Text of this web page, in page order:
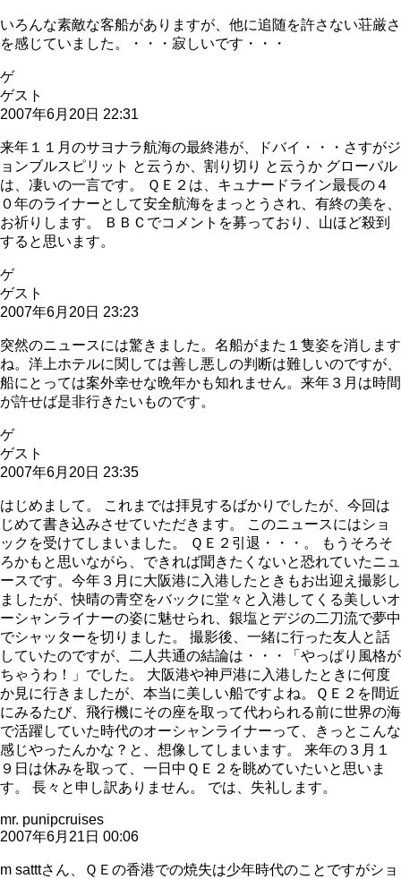
いろんな素敵な客船がありますが、他に追随を許さない荘厳さ
を感じていました。・・・寂しいです・・・
ゲ
ゲスト
2007年6月20日 22:31
来年１１月のサヨナラ航海の最終港が、ドバイ・・・さすがジ
ョンブルスピリット と云うか、割り切り と云うか グローバル
は、凄いの一言です。 ＱＥ２は、キュナードライン最長の４
０年のライナーとして安全航海をまっとうされ、有終の美を、
お祈りします。 ＢＢＣでコメントを募っており、山ほど殺到
すると思います。
ゲ
ゲスト
2007年6月20日 23:23
突然のニュースには驚きました。名船がまた１隻姿を消します
ね。洋上ホテルに関しては善し悪しの判断は難しいのですが、
船にとっては案外幸せな晩年かも知れません。来年３月は時間
が許せば是非行きたいものです。
ゲ
ゲスト
2007年6月20日 23:35
はじめまして。 これまでは拝見するばかりでしたが、今回は
じめて書き込みさせていただきます。 このニュースにはショ
ックを受けてしまいました。 ＱＥ２引退・・・。 もうそろそ
ろかもと思いながら、できれば聞きたくないと恐れていたニュ
ースです。今年３月に大阪港に入港したときもお出迎え撮影し
ましたが、快晴の青空をバックに堂々と入港してくる美しいオ
ーシャンライナーの姿に魅せられ、銀塩とデジの二刀流で夢中
でシャッターを切りました。 撮影後、一緒に行った友人と話
していたのですが、二人共通の結論は・・・「やっぱり風格が
ちゃうわ！」でした。 大阪港や神戸港に入港したときに何度
か見に行きましたが、本当に美しい船ですよね。ＱＥ２を間近
にみるたび、飛行機にその座を取って代わられる前に世界の海
で活躍していた時代のオーシャンライナーって、きっとこんな
感じやったんかな？と、想像してしまいます。 来年の３月１
９日は休みを取って、一日中ＱＥ２を眺めていたいと思いま
す。 長々と申し訳ありません。 では、失礼します。
mr. punipcruises
2007年6月21日 00:06
m satttさん、ＱＥの香港での焼失は少年時代のことですがショ